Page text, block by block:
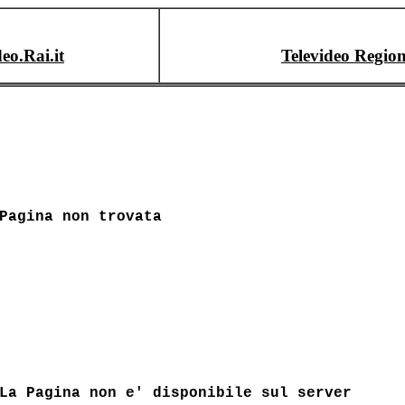
Televideo
Pagina non trovata
La Pagina non e' disponibile sul server